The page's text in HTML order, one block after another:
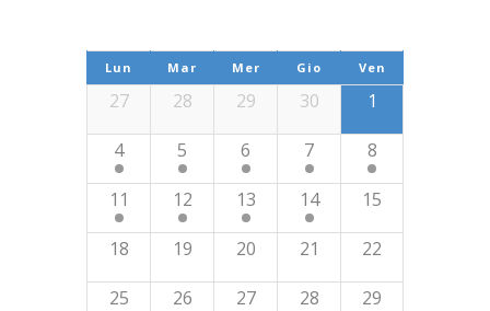
di
Eventi
Calendario
Eventi
Lun Mar Mer Gio Ven
27 28 29 30 1
4 5 6 7 8
11 12 13 14 15
18 19 20 21 22
25 26 27 28 29